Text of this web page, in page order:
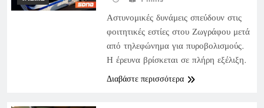
Αστυνομικές δυνάμεις σπεύδουν στις
φοιτητικές εστίες στου Ζωγράφου μετά
από τηλεφώνημα για πυροβολισμούς.
Η έρευνα βρίσκεται σε πλήρη εξέλιξη.
Διαβάστε περισσότερα